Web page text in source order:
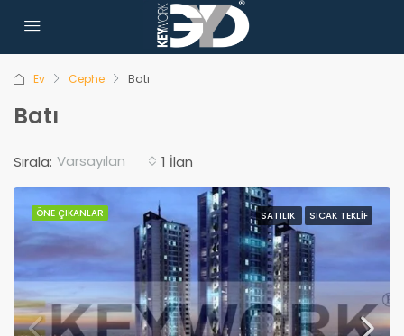
Ev Cephe Batı
Batı
1 İlan
Sırala: Varsayılan
ÖNE ÇIKANLAR SATILIK SICAK TEKLIF